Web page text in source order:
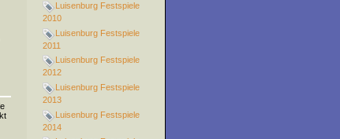
Luisenburg Festspiele
2010
Luisenburg Festspiele
2011
Luisenburg Festspiele
2012
Luisenburg Festspiele
2013
Luisenburg Festspiele
2014